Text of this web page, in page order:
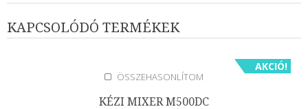
KAPCSOLÓDÓ TERMÉKEK
AKCIÓ!
ÖSSZEHASONLÍTOM
KÉZI MIXER M500DC